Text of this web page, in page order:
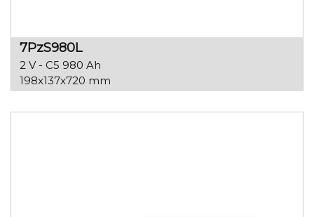
7PzS980L
2 V - C5 980 Ah
198x137x720 mm